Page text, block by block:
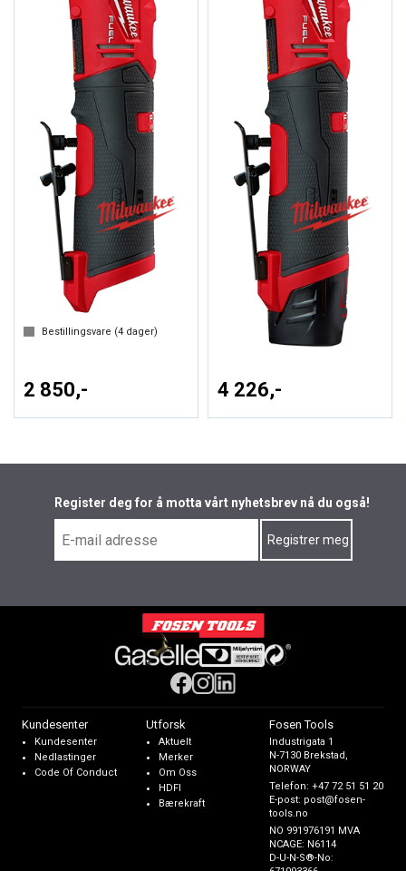
MILWAUKEE
Bestillingsvare (4 dager)
2 850,-
MILWAUKEE
Bestillingsvare ( dager)
4 226,-
Register deg for å motta vårt nyhetsbrev nå du også!
Kundesenter
Kundesenter
Nedlastinger
Code Of Conduct
Utforsk
Aktuelt
Merker
Om Oss
HDFI
Bærekraft
Fosen Tools
Industrigata 1
N-7130 Brekstad,
NORWAY
Telefon:+47 72 51 51 20
E-post: post@fosen-
tools.no
NO 991976191 MVA
NCAGE: N6114
D-U-N-S®-No: